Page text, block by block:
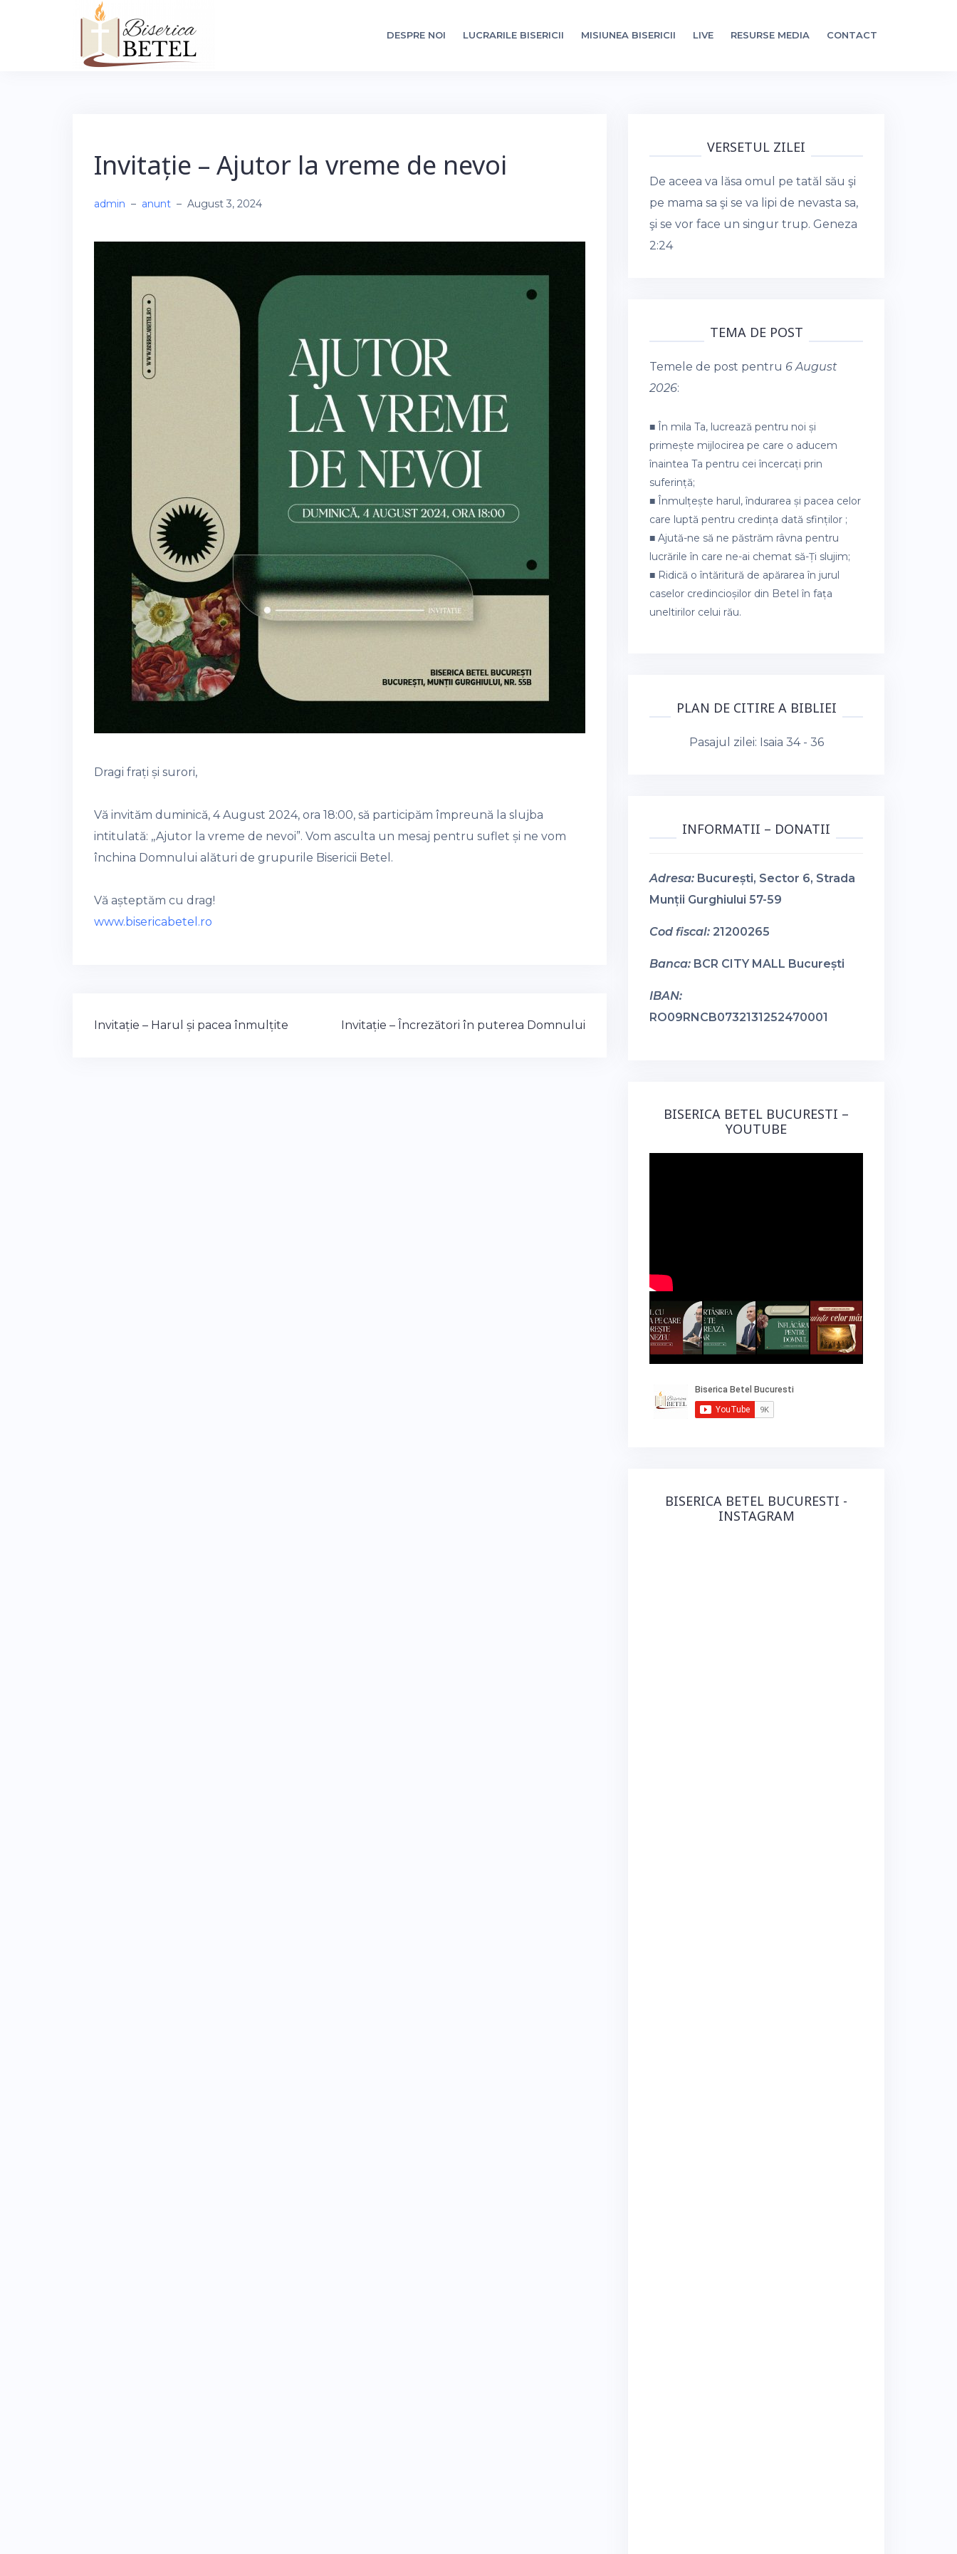
DESPRE NOI LUCRARILE BISERICII MISIUNEA BISERICII LIVE RESURSE MEDIA CONTACT
Invitație – Ajutor la vreme de nevoi
admin – anunt – August 3, 2024
Dragi frați și surori,
Vă invităm duminică, 4 August 2024, ora 18:00, să participăm împreună la slujba
intitulată: ,,Ajutor la vreme de nevoi”. Vom asculta un mesaj pentru suflet și ne vom
închina Domnului alături de grupurile Bisericii Betel.
Vă așteptăm cu drag!
www.bisericabetel.ro
Post
Invitație – Harul și pacea înmulțite Invitație – Încrezători în puterea Domnului
VERSETUL ZILEI
De aceea va lăsa omul pe tatăl său şi
pe mama sa şi se va lipi de nevasta sa,
şi se vor face un singur trup. Geneza
2:24
TEMA DE POST
Temele de post pentru 6 August
2026:
■ În mila Ta, lucrează pentru noi și
primește mijlocirea pe care o aducem
înaintea Ta pentru cei încercați prin
suferință;
■ Înmulțește harul, îndurarea și pacea celor
care luptă pentru credința dată sfinților ;
■ Ajută-ne să ne păstrăm râvna pentru
lucrările în care ne-ai chemat să-Ți slujim;
■ Ridică o întăritură de apărarea în jurul
caselor credincioșilor din Betel în fața
uneltirilor celui rău.
PLAN DE CITIRE A BIBLIEI
Pasajul zilei: Isaia 34 - 36
INFORMATII – DONATII
Adresa: București, Sector 6, Strada
Munții Gurghiului 57-59
Cod fiscal: 21200265
Banca: BCR CITY MALL București
IBAN:
RO09RNCB0732131252470001
BISERICA BETEL BUCURESTI –
YOUTUBE
BISERICA BETEL BUCURESTI -
INSTAGRAM